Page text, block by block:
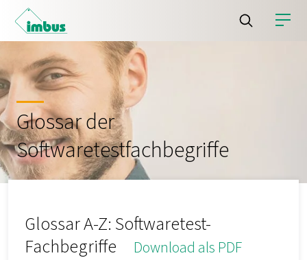
Glossar der
Softwaretestfachbegriffe
Glossar A-Z: Softwaretest-
Fachbegriffe
Download als PDF